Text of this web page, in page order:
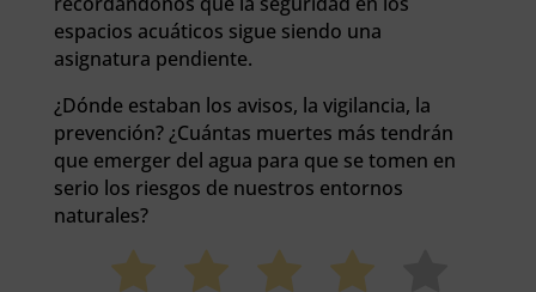
espacios acuáticos sigue siendo una
asignatura pendiente.
¿Dónde estaban los avisos, la vigilancia, la
prevención? ¿Cuántas muertes más tendrán
que emerger del agua para que se tomen en
serio los riesgos de nuestros entornos
naturales?